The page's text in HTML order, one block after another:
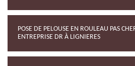
POSE DE PELOUSE EN ROULEAU PAS
ENTREPRISE DR À LIGNIERES